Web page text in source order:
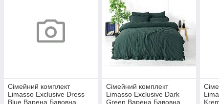
Сімейний комплект
Limasso Exclusive Dress
Blue Варена Бавовна
Сімейний комплект
Limasso Exclusive Dark
Green Варена Бавовна